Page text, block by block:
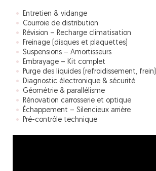
Entretien & vidange
Courroie de distribution
Révision – Recharge climatisation
Freinage (disques et plaquettes)
Suspensions – Amortisseurs
Embrayage – Kit complet
Purge des liquides (refroidissement, frein)
Diagnostic électronique & sécurité
Géométrie & parallélisme
Rénovation carrosserie et optique
Échappement – Silencieux arrière
Pré-contrôle technique